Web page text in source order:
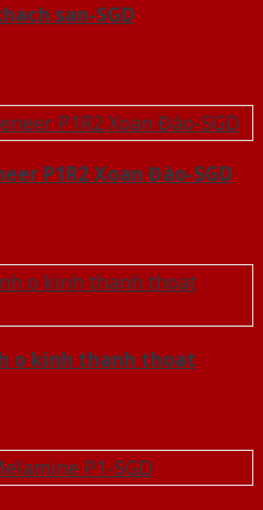
san-SGD
P1R2 Xoan Đào-SGD
o kinh thanh thoat